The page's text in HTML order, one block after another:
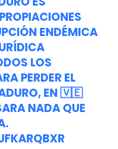
ENDÉMICA
LOS
PERDER EL
EN 🇻🇪
NADA QUE